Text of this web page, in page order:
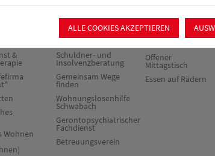
&
Wohnen
Begleitung
Sozialpsychiatrischer
Dienst
Schuldner- und
Insolvenzberatung
Gemeinsam Wege
finden
Wohnungslosenhilfe
Schwabach
Gerontopsychiatrischer
Fachdienst
Betreuungsverein
Catering
Offener
Mittagstisch
Essen auf Rädern
ALLE COOKIES AKZEPTIEREN